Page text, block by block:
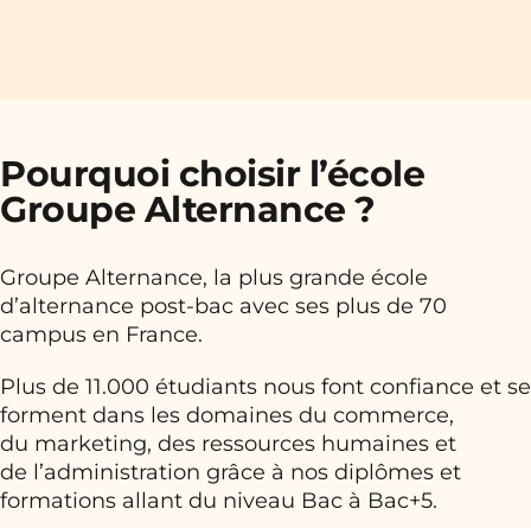
Pourquoi choisir l’école
Groupe Alternance ?
Groupe Alternance, la plus grande école
d’alternance post-bac avec ses plus de 70
campus en France.
Plus de 11.000 étudiants nous font confiance et se
forment dans les domaines du commerce,
du marketing, des ressources humaines et
de l’administration grâce à nos diplômes et
formations allant du niveau Bac à Bac+5.